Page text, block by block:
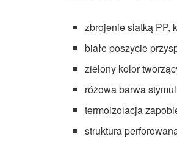
zbrojenie siatką PP,
białe poszycie
zielony kolor
różowa barwa
termoizolacja
struktura